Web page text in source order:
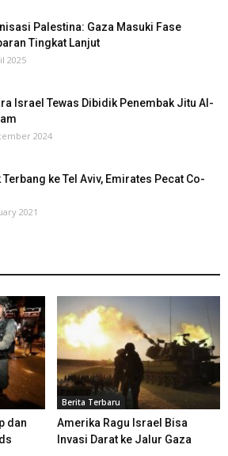
Palestina: Gaza Masuki Fase
Tingkat Lanjut
2025
Israel Tewas Dibidik Penembak Jitu Al-
2024
Terbang ke Tel Aviv, Emirates Pecat Co-
2021
dan
Berita Terbaru
Amerika Ragu Israel Bisa
Invasi Darat ke Jalur Gaza